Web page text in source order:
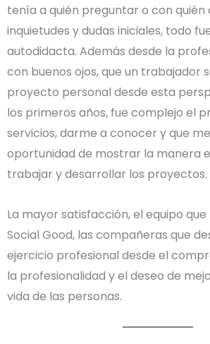
tenía a quién preguntar o con
inquietudes y dudas iniciales, todo
autodidacta. Además desde la
con buenos ojos, que un trabajador
proyecto personal desde esta
los primeros años, fue complejo el
servicios, darme a conocer y que
oportunidad de mostrar la manera
trabajar y desarrollar los proyectos.
La mayor satisfacción, el equipo
Social Good, las compañeras que
ejercicio profesional desde el
la profesionalidad y el deseo de
vida de las personas.